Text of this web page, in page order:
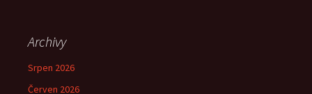
Archivy
Srpen 2026
Červen 2026